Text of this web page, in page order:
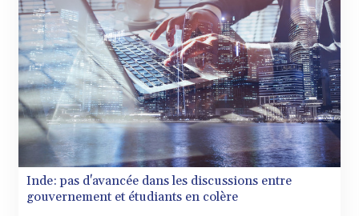
SRD 43.581889
STD 23895.234065
STN 24.482541
SVC 10.103839
SZL 18.680679
THB 38.101605
TJS 10.663842
TMT 4.052196
TND 3.38493
TRY 55.083338
TTD 7.832449
TWD 37.252468
Inde: pas d'avancée dans les discussions entre
gouvernement et étudiants en colère